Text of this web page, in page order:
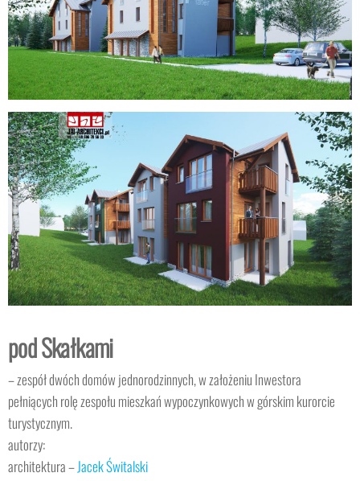
pod Skałkami
– zespół dwóch domów jednorodzinnych, w założeniu Inwestora
pełniących rolę zespołu mieszkań wypoczynkowych w górskim kurorcie
turystycznym.
autorzy:
architektura – Jacek Świtalski